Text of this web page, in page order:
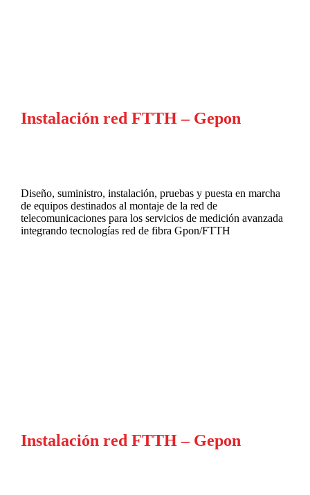
Instalación red FTTH – Gepon
Diseño, suministro, instalación, pruebas y puesta en marcha
de equipos destinados al montaje de la red de
telecomunicaciones para los servicios de medición avanzada
integrando tecnologías red de fibra Gpon/FTTH
Instalación red FTTH – Gepon